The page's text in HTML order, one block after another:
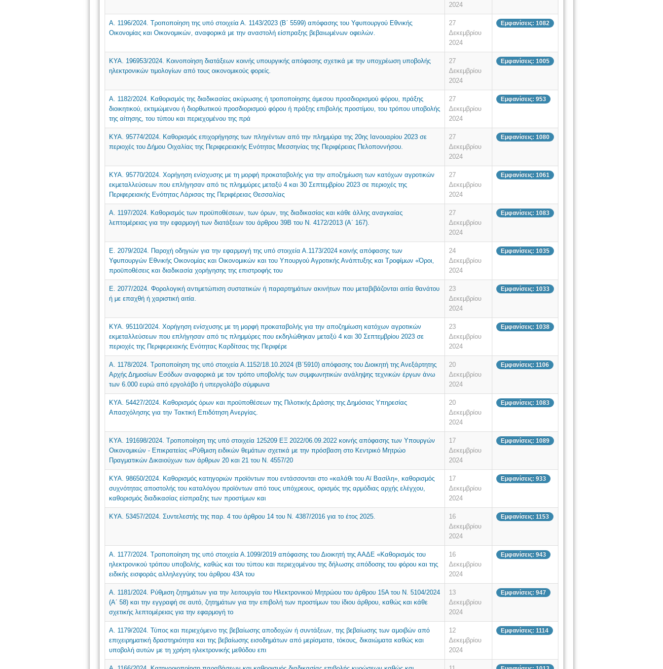
2024
Α. 1196/2024. Τροποποίηση της υπό στοιχεία Α. 1143/2023 (Β΄ 5599) απόφασης του Υφυπουργού Εθνικής
Οικονομίας και Οικονομικών, αναφορικά με την αναστολή είσπραξης βεβαιωμένων οφειλών.
27
Δεκεμβρίου
2024
Εμφανίσεις: 1082
ΚΥΑ. 196953/2024. Κοινοποίηση διατάξεων κοινής υπουργικής απόφασης σχετικά με την υποχρέωση υποβολής
ηλεκτρονικών τιμολογίων από τους οικονομικούς φορείς.
27
Δεκεμβρίου
2024
Εμφανίσεις: 1005
Α. 1182/2024. Καθορισμός της διαδικασίας ακύρωσης ή τροποποίησης άμεσου προσδιορισμού φόρου, πράξης
διοικητικού, εκτιμώμενου ή διορθωτικού προσδιορισμού φόρου ή πράξης επιβολής προστίμου, του τρόπου υποβολής
της αίτησης, του τύπου και περιεχομένου της πρά
27
Δεκεμβρίου
2024
Εμφανίσεις: 953
ΚΥΑ. 95774/2024. Καθορισμός επιχορήγησης των πληγέντων από την πλημμύρα της 20ης Ιανουαρίου 2023 σε
περιοχές του Δήμου Οιχαλίας της Περιφερειακής Ενότητας Μεσσηνίας της Περιφέρειας Πελοποννήσου.
27
Δεκεμβρίου
2024
Εμφανίσεις: 1080
ΚΥΑ. 95770/2024. Χορήγηση ενίσχυσης με τη μορφή προκαταβολής για την αποζημίωση των κατόχων αγροτικών
εκμεταλλεύσεων που επλήγησαν από τις πλημμύρες μεταξύ 4 και 30 Σεπτεμβρίου 2023 σε περιοχές της
Περιφερειακής Ενότητας Λάρισας της Περιφέρειας Θεσσαλίας
27
Δεκεμβρίου
2024
Εμφανίσεις: 1061
Α. 1197/2024. Καθορισμός των προϋποθέσεων, των όρων, της διαδικασίας και κάθε άλλης αναγκαίας
λεπτομέρειας για την εφαρμογή των διατάξεων του άρθρου 39Β του N. 4172/2013 (Α΄ 167).
27
Δεκεμβρίου
2024
Εμφανίσεις: 1083
Ε. 2079/2024. Παροχή οδηγιών για την εφαρμογή της υπό στοιχεία Α.1173/2024 κοινής απόφασης των
Υφυπουργών Εθνικής Οικονομίας και Οικονομικών και του Υπουργού Αγροτικής Ανάπτυξης και Τροφίμων «Όροι,
προϋποθέσεις και διαδικασία χορήγησης της επιστροφής του
24
Δεκεμβρίου
2024
Εμφανίσεις: 1035
Ε. 2077/2024. Φορολογική αντιμετώπιση συστατικών ή παραρτημάτων ακινήτων που μεταβιβάζονται αιτία θανάτου
ή με επαχθή ή χαριστική αιτία.
23
Δεκεμβρίου
2024
Εμφανίσεις: 1033
ΚΥΑ. 95110/2024. Χορήγηση ενίσχυσης με τη μορφή προκαταβολής για την αποζημίωση κατόχων αγροτικών
εκμεταλλεύσεων που επλήγησαν από τις πλημμύρες που εκδηλώθηκαν μεταξύ 4 και 30 Σεπτεμβρίου 2023 σε
περιοχές της Περιφερειακής Ενότητας Καρδίτσας της Περιφέρε
23
Δεκεμβρίου
2024
Εμφανίσεις: 1038
Α. 1178/2024. Τροποποίηση της υπό στοιχεία Α.1152/18.10.2024 (Β΄5910) απόφασης του Διοικητή της Ανεξάρτητης
Αρχής Δημοσίων Εσόδων αναφορικά με τον τρόπο υποβολής των συμφωνητικών ανάληψης τεχνικών έργων άνω
των 6.000 ευρώ από εργολάβο ή υπεργολάβο σύμφωνα
20
Δεκεμβρίου
2024
Εμφανίσεις: 1106
ΚΥΑ. 54427/2024. Καθορισμός όρων και προϋποθέσεων της Πιλοτικής Δράσης της Δημόσιας Υπηρεσίας
Απασχόλησης για την Τακτική Επιδότηση Ανεργίας.
20
Δεκεμβρίου
2024
Εμφανίσεις: 1083
ΚΥΑ. 191698/2024. Τροποποίηση της υπό στοιχεία 125209 ΕΞ 2022/06.09.2022 κοινής απόφασης των Υπουργών
Οικονομικών - Επικρατείας «Ρύθμιση ειδικών θεμάτων σχετικά με την πρόσβαση στο Κεντρικό Μητρώο
Πραγματικών Δικαιούχων των άρθρων 20 και 21 του N. 4557/20
17
Δεκεμβρίου
2024
Εμφανίσεις: 1089
ΚΥΑ. 98650/2024. Καθορισμός κατηγοριών προϊόντων που εντάσσονται στο «καλάθι του Αϊ Βασίλη», καθορισμός
συχνότητας αποστολής του καταλόγου προϊόντων από τους υπόχρεους, ορισμός της αρμόδιας αρχής ελέγχου,
καθορισμός διαδικασίας είσπραξης των προστίμων και
17
Δεκεμβρίου
2024
Εμφανίσεις: 933
ΚΥΑ. 53457/2024. Συντελεστής της παρ. 4 του άρθρου 14 του N. 4387/2016 για το έτος 2025.
16
Δεκεμβρίου
2024
Εμφανίσεις: 1153
Α. 1177/2024. Τροποποίηση της υπό στοιχεία Α.1099/2019 απόφασης του Διοικητή της ΑΑΔΕ «Καθορισμός του
ηλεκτρονικού τρόπου υποβολής, καθώς και του τύπου και περιεχομένου της δήλωσης απόδοσης του φόρου και της
ειδικής εισφοράς αλληλεγγύης του άρθρου 43Α του
16
Δεκεμβρίου
2024
Εμφανίσεις: 943
Α. 1181/2024. Ρύθμιση ζητημάτων για την λειτουργία του Ηλεκτρονικού Μητρώου του άρθρου 15Α του Ν. 5104/2024
(Α΄ 58) και την εγγραφή σε αυτό, ζητημάτων για την επιβολή των προστίμων του ίδιου άρθρου, καθώς και κάθε
σχετικής λεπτομέρειας για την εφαρμογή το
13
Δεκεμβρίου
2024
Εμφανίσεις: 947
Α. 1179/2024. Τύπος και περιεχόμενο της βεβαίωσης αποδοχών ή συντάξεων, της βεβαίωσης των αμοιβών από
επιχειρηματική δραστηριότητα και της βεβαίωσης εισοδημάτων από μερίσματα, τόκους, δικαιώματα καθώς και
υποβολή αυτών με τη χρήση ηλεκτρονικής μεθόδου επι
12
Δεκεμβρίου
2024
Εμφανίσεις: 1114